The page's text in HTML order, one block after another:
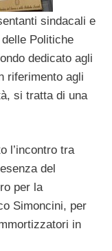
sindacali e
Politiche
dedicato agli
riferimento agli
si tratta di una
l’incontro tra
del
per la
Simoncini, per
in